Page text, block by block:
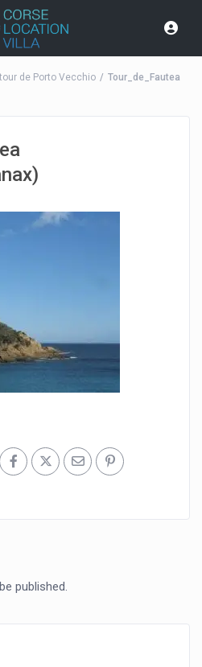
de Porto Vecchio
Tour_de_Fautea
published.